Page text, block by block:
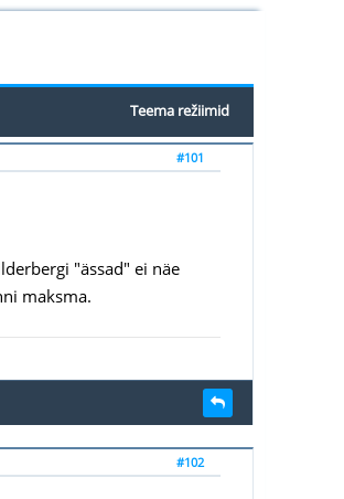
Teema režiimid
#101
"ässad" ei näe
maksma.
#102